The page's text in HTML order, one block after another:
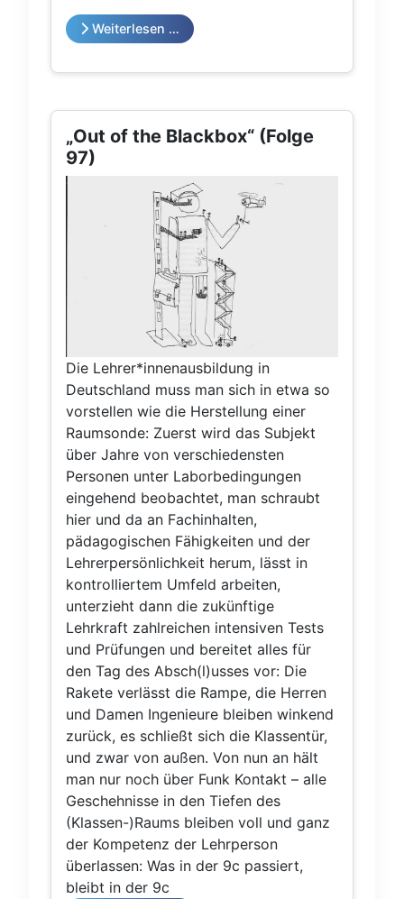
es nicht selten vor, dass man – sei es
wegen der Leichtbauweise mancher
Türen aufgrund des Lüftungsgebots –
dabei feststellen muss, wie einzelne
Köpfe im Publikum schon irritiert
zwischen den beiden Geräuschquellen
hin- und herwackeln, unentschlossen,
welches Thema gerade
Weiterlesen …
„Out of the Blackbox“ (Folge
97)
Die Lehrer*innenausbildung in
Deutschland muss man sich in etwa so
vorstellen wie die Herstellung einer
Raumsonde: Zuerst wird das Subjekt
über Jahre von verschiedensten
Personen unter Laborbedingungen
eingehend beobachtet, man schraubt
hier und da an Fachinhalten,
pädagogischen Fähigkeiten und der
Lehrerpersönlichkeit herum, lässt in
kontrolliertem Umfeld arbeiten,
unterzieht dann die zukünftige
Lehrkraft zahlreichen intensiven Tests
und Prüfungen und bereitet alles für
den Tag des Absch(l)usses vor: Die
Rakete verlässt die Rampe, die Herren
und Damen Ingenieure bleiben winkend
zurück, es schließt sich die Klassentür,
und zwar von außen. Von nun an hält
man nur noch über Funk Kontakt – alle
Geschehnisse in den Tiefen des
(Klassen-)Raums bleiben voll und ganz
der Kompetenz der Lehrperson
überlassen: Was in der 9c passiert,
bleibt in der 9c